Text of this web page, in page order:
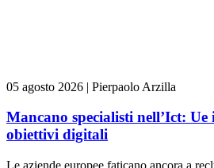
05 agosto 2026 | Pierpaolo Arzilla
Mancano specialisti nell’Ict:
obiettivi digitali
Le aziende europee faticano ancora a